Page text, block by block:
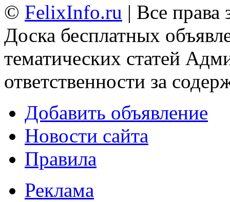
© FelixInfo.ru | Все
Доска бесплатных
тематических статей
ответственности за
Добавить объявление
Новости сайта
Правила
Реклама